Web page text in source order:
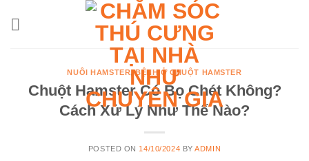
NUÔI HAMSTER,BỆNH Ở CHUỘT HAMSTER
Chuột Hamster Có Bọ Chét Không?
Cách Xử Lý Như Thế Nào?
POSTED ON 14/10/2024 BYADMIN